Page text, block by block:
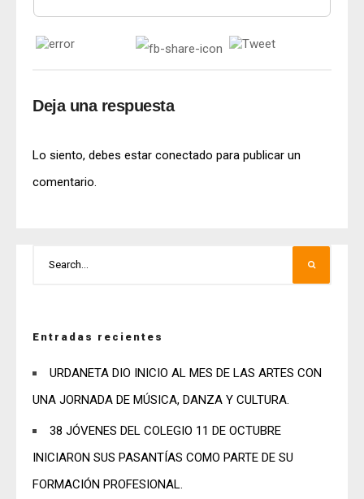
Deja una respuesta
Lo siento, debes estar conectado para publicar un
comentario.
Entradas recientes
URDANETA DIO INICIO AL MES DE LAS ARTES CON
UNA JORNADA DE MÚSICA, DANZA Y CULTURA.
38 JÓVENES DEL COLEGIO 11 DE OCTUBRE
INICIARON SUS PASANTÍAS COMO PARTE DE SU
FORMACIÓN PROFESIONAL.